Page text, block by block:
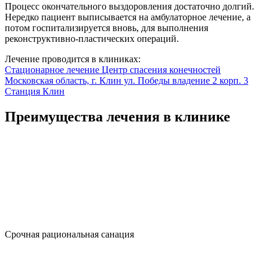
Процесс окончательного выздоровления достаточно долгий.
Нередко пациент выписывается на амбулаторное лечение, а
потом госпитализируется вновь, для выполнения
реконструктивно-пластических операций.
Лечение проводится в клиниках:
Стационарное лечение Центр спасения конечностей
Московская область, г. Клин ул. Победы владение 2 корп. 3
Станция Клин
Преимущества лечения в клинике
Срочная рациональная санация